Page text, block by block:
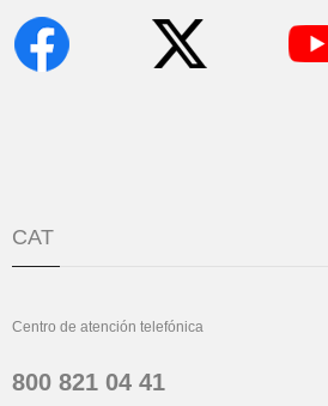
CAT
Centro de atención telefónica
800 821 04 41